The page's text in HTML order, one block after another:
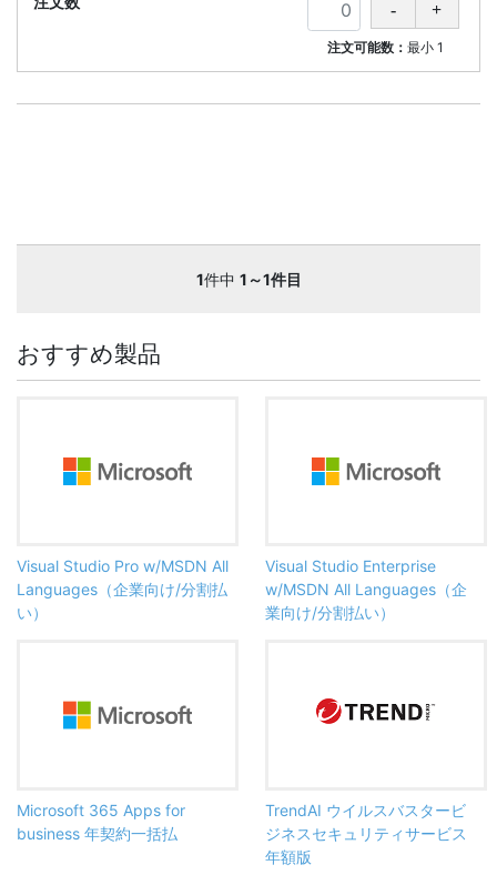
注文可能数：最小 1
1件中 1～1件目
おすすめ製品
Visual Studio Pro w/MSDN All
Languages（企業向け/分割払
い）
Visual Studio Enterprise
w/MSDN All Languages（企
業向け/分割払い）
Microsoft 365 Apps for
business 年契約一括払
TrendAI ウイルスバスタービ
ジネスセキュリティサービス
年額版